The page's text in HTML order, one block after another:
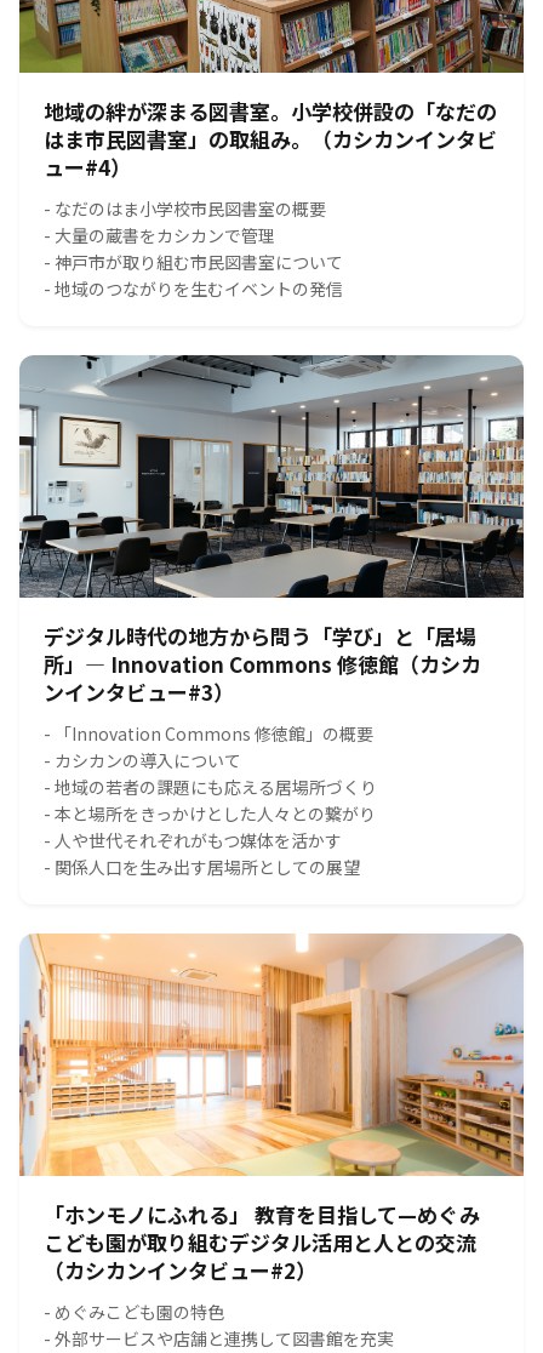
地域の絆が深まる図書室。小学校併設の「なだの
はま市民図書室」の取組み。（カシカンインタビ
ュー#4）
- なだのはま小学校市民図書室の概要
- 大量の蔵書をカシカンで管理
- 神戸市が取り組む市民図書室について
- 地域のつながりを生むイベントの発信
デジタル時代の地方から問う「学び」と「居場
所」― Innovation Commons 修徳館（カシカ
ンインタビュー#3）
- 「Innovation Commons 修徳館」の概要
- カシカンの導入について
- 地域の若者の課題にも応える居場所づくり
- 本と場所をきっかけとした人々との繋がり
- 人や世代それぞれがもつ媒体を活かす
- 関係人口を生み出す居場所としての展望
「ホンモノにふれる」 教育を目指して—めぐみ
こども園が取り組むデジタル活用と人との交流
（カシカンインタビュー#2）
- めぐみこども園の特色
- 外部サービスや店舗と連携して図書館を充実